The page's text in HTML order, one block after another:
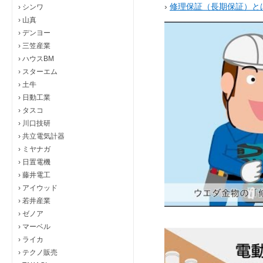
› シンワ
› 山真
› デンヨー
› 三笠産業
› ハウスBM
› スターエム
› 土牛
› 日動工業
› タスコ
› 川口技研
› 共立電気計器
› ミヤナガ
› 日置電機
› 藤井電工
› アイウッド
› 若井産業
› ゼノア
› マーベル
› ライカ
› テクノ販売
› 修理保証（長期保証）と